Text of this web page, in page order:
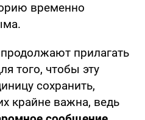
временно
прилагать
того, чтобы эту
сохранить,
крайне важна, ведь